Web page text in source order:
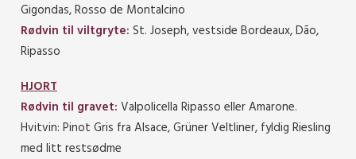
Search
Gigondas, Rosso de Montalcino
Rødvin til viltgryte: St. Joseph, vestside Bordeaux, Dão,
Ripasso
HJORT
Rødvin til gravet: Valpolicella Ripasso eller Amarone.
Hvitvin: Pinot Gris fra Alsace, Grüner Veltliner, fyldig Riesling
med litt restsødme